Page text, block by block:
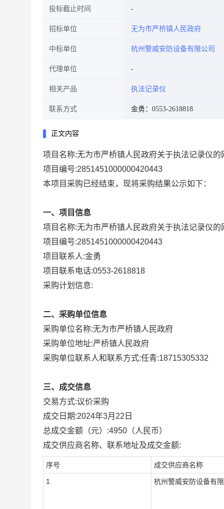
投标截止时间
招标单位 无为市严桥镇人民政府
中标单位 杭州警威安防设备有限公司
代理单位
相关产品 执法记录仪
联系方式 金勇：0553-2618818
正文内容
项目名称:无为市严桥镇人民政府关于执法记录仪的
项目编号:2851451000000420443
本项目采购已经结束，现将采购结果公示如下：
一、项目信息
项目名称:无为市严桥镇人民政府关于执法记录仪的
项目编号:2851451000000420443
项目联系人:金勇
项目联系电话:0553-2618818
采购计划信息:
二、采购单位信息
采购单位名称:无为市严桥镇人民政府
采购单位地址:严桥镇人民政府
采购单位联系人和联系方式:任青:18715305332
三、成交信息
交易方式:议价采购
成交日期:2024年3月22日
总成交金额（元）:4950 （人民币）
成交供应商名称、联系地址及成交金额:
序号 成交供应商名称
1 杭州警威安防设备有